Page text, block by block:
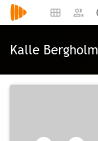
Kalle Bergholm